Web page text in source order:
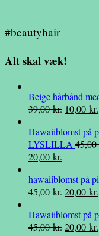
#beautyhair
Alt skal væk!
Beige hårbånd
39,00kr. Den
pris
var:
10,00 kr.
Hawaiiblomst på
LYSLILLA 45,00
Den
pris
var:
20,00 kr.
pris
er:
hawaiiblomst på
45,00kr.Den
pris
var:
20,00 kr.
Hawaiiblomst på
45,00kr.Den
20,00 kr.